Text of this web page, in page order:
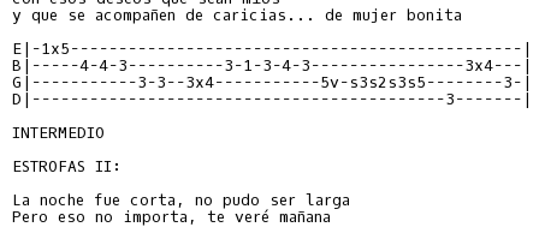
y que se acompañen de caricias... de mujer bonita
E|-1x5-----------------------------------------------|
B|-----4-4-3----------3-1-3-4-3----------------3x4---|
G|-----------3-3--3x4-----------5v-s3s2s3s5--------3-|
D|-------------------------------------------3-------|
INTERMEDIO
ESTROFAS II:
La noche fue corta, no pudo ser larga
Pero eso no importa, te veré mañana